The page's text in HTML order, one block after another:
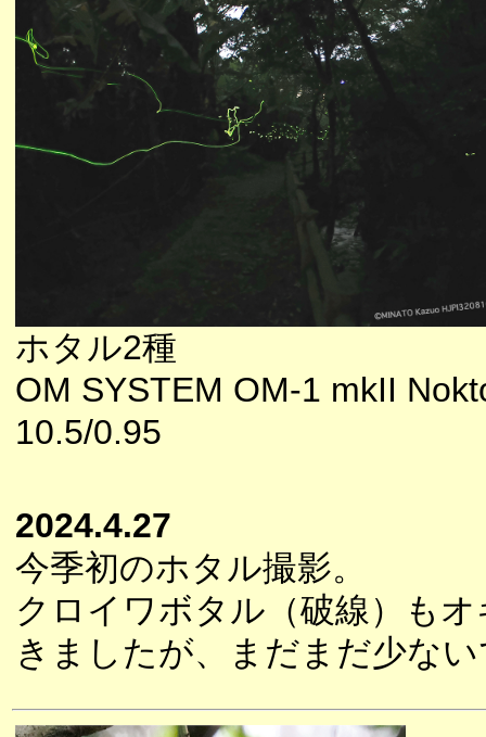
ホタル2種
OM SYSTEM OM-1 mkII
10.5/0.95
2024.4.27
今季初のホタル撮影。
クロイワボタル（破線）も
きましたが、まだまだ少な